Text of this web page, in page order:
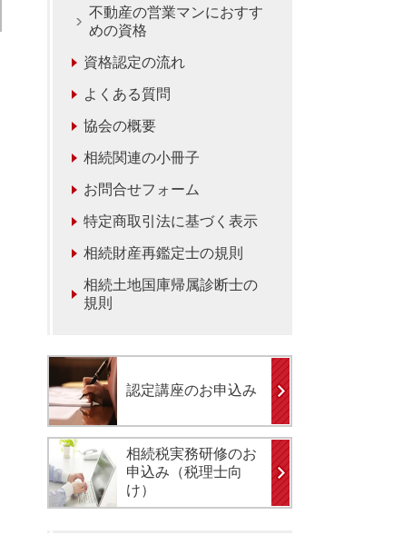
不動産の営業マンにおすす
めの資格
資格認定の流れ
よくある質問
協会の概要
相続関連の小冊子
お問合せフォーム
特定商取引法に基づく表示
相続財産再鑑定士の規則
相続土地国庫帰属診断士の
規則
認定講座のお申込み
相続税実務研修のお
申込み（税理士向
け）